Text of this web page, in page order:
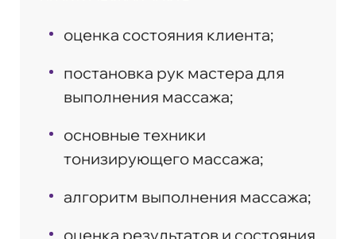
оценка состояния клиента;
постановка рук мастера для
выполнения массажа;
основные техники
тонизирующего массажа;
алгоритм выполнения массажа;
оценка результатов и состояния